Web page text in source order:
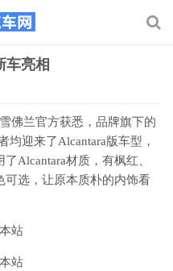
车亮相
佛兰官方获悉，品牌旗下的
迎来了Alcantara版车型，
Alcantara材质，有枫红、
可选，让原本质朴的内饰看